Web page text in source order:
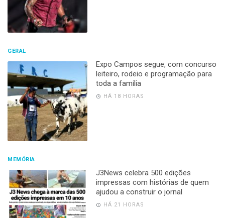
GERAL
Expo Campos segue, com concurso
leiteiro, rodeio e programação para
toda a família
HÁ 18 HORAS
MEMÓRIA
J3News celebra 500 edições
impressas com histórias de quem
ajudou a construir o jornal
HÁ 21 HORAS